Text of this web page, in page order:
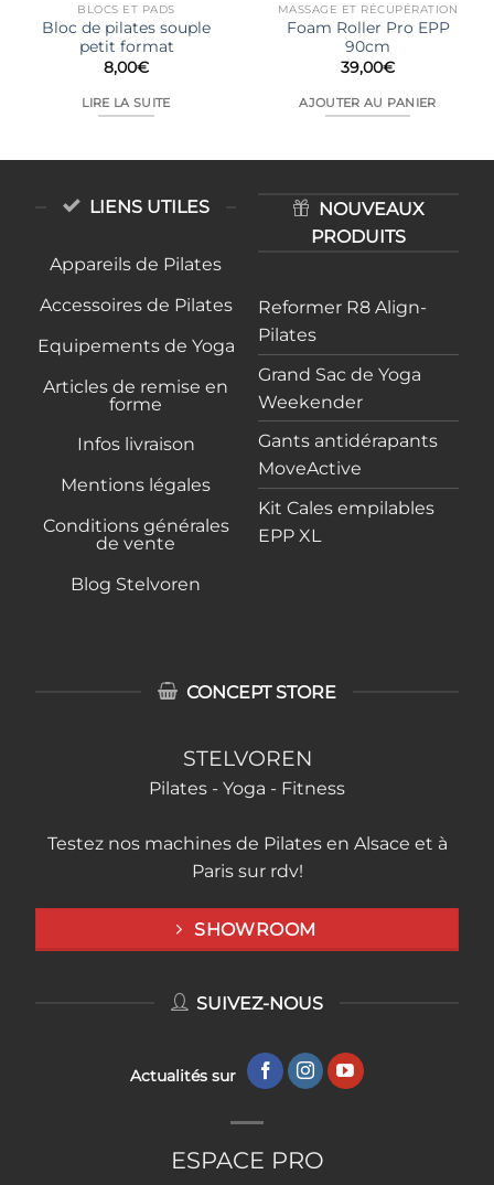
BLOCS ET PADS
Bloc de pilates souple
petit format
8,00€
LIRE LA SUITE
MASSAGE ET RÉCUPÉRATION
Foam Roller Pro EPP
90cm
39,00€
AJOUTER AU PANIER
LIENS UTILES
Appareils de Pilates
Accessoires de Pilates
Equipements de Yoga
Articles de remise en
forme
Infos livraison
Mentions légales
Conditions générales
de vente
Blog Stelvoren
NOUVEAUX
PRODUITS
Reformer R8 Align-
Pilates
Grand Sac de Yoga
Weekender
Gants antidérapants
MoveActive
Kit Cales empilables
EPP XL
CONCEPT STORE
STELVOREN
Pilates - Yoga - Fitness
Testez nos machines de Pilates en Alsace et à
Paris sur rdv!
SHOWROOM
SUIVEZ-NOUS
Actualités sur
ESPACE PRO